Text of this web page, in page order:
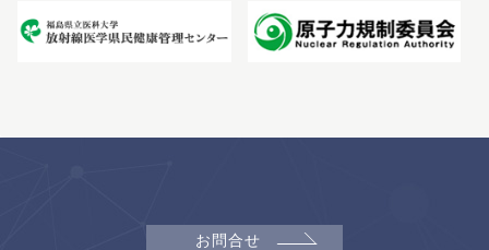
お問合せ